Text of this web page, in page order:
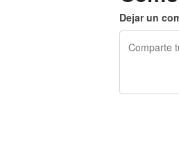
Dejar un